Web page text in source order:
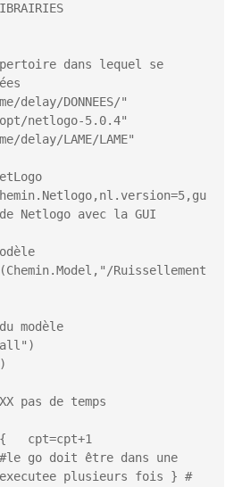
dans lequel se
delay/DONNEES/"
opt/netlogo-5.0.4"
delay/LAME/LAME"
Netlogo avec la GUI
Ruissellement
modèle
all")
pas de temps
cpt=cpt+1
##le go doit être dans une
plusieurs fois } #